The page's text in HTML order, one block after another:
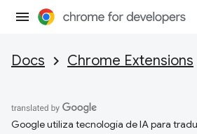
Docs Chrome Extensions
Google utiliza tecnología de IA para